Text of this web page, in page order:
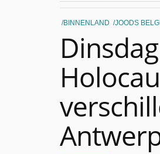
CITYTRIP |
“Vandaag zit
BINNENLAND JOODS